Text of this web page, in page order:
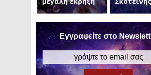
Εγγραφείτε στο